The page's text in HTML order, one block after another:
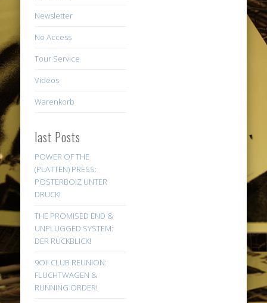
Newsletter
No Access
Tour Service
Videos
Warenkorb
last Posts
POWER OF THE
(PLATTEN) PRESS:
POSTERBOIZ UNTER
DRUCK!
THE PROMISED END &
UNPLUGGED SYSTEM:
DER RÜCKBLICK!
9Oi! CLUB REUNION:
FLUCHTWAGEN &
RUNNING ORDER!